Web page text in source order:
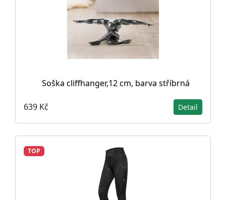
Soška cliffhanger,12 cm, barva stříbrná
639 Kč Detail
TOP